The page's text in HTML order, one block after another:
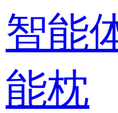
智能
能枕